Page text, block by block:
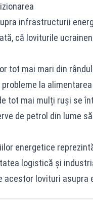
infrastructurii
că loviturile
tot mai mari din
la
tot mai mulți ruși se
de petrol din lume
energetice
logistică și
lovituri asupra